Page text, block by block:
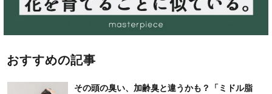
おすすめの記事
その頭の臭い、加齢臭と違うかも？「ミドル脂